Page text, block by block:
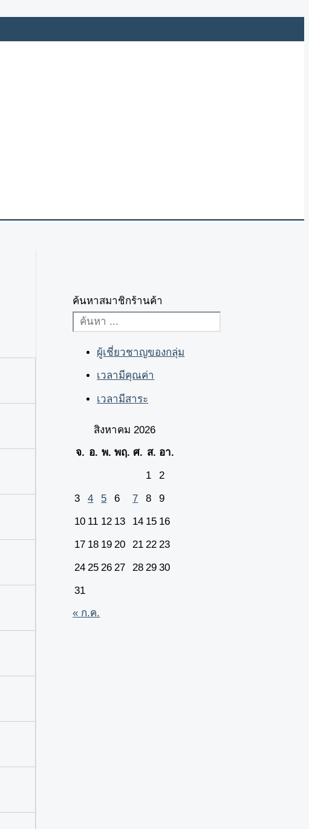
ค้นหาสมาชิกร้านค้า
ผู้เชี่ยวชาญของกลุ่ม
เวลามีคุณค่า
เวลามีสาระ
สิงหาคม 2026
จ. อ. พ. พฤ. ศ. ส. อา.
1
2
3
4 5 6 7 8
9
10 11 12 13 14 15 16
17 18 19 20 21 22 23
24 25 26 27 28 29 30
31
« ก.ค.